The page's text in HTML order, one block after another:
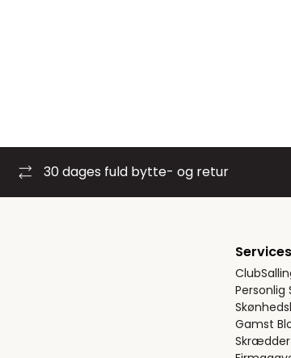
30 dages fuld bytte- og retur
Services
Personlig
Gamst
Skrædder